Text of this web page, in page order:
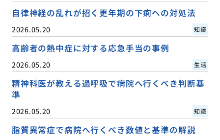
自律神経の乱れが招く更年期の下痢への対処法
2026.05.20 知識
高齢者の熱中症に対する応急手当の事例
2026.05.20 生活
精神科医が教える過呼吸で病院へ行くべき判断基
準
2026.05.20 知識
脂質異常症で病院へ行くべき数値と基準の解説